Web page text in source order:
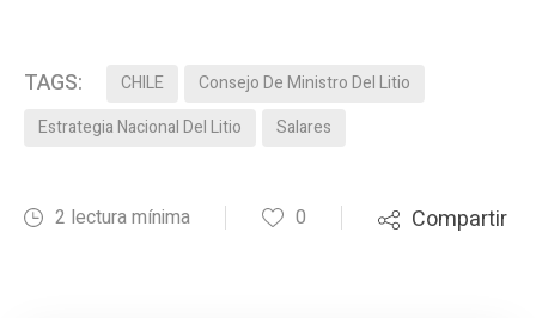
TAGS: CHILE
Consejo De Ministro Del Litio
Estrategia Nacional Del Litio
Salares
2 lectura mínima 0 Compartir